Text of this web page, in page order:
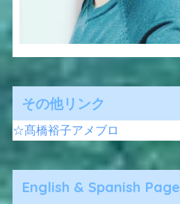
その他リンク
☆髙橋裕子アメブロ
English & Spanish Page